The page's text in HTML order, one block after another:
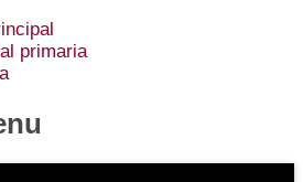
primaria